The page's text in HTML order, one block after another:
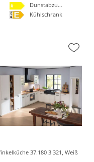
Dunstabzugshaube
Kühlschrank
37.180 3 321, Weiß